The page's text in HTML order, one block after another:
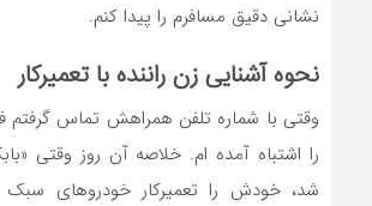
نشانی دقیق مسافرم را پیدا کنم.
نحوه آشنایی زن راننده با تعمیرکار
وقتی با شماره تلفن همراهش تماس گرفتم
را اشتباه آمده ام. خلاصه آن روز وقتی
شد، خودش را تعمیرکار خودروهای سبک